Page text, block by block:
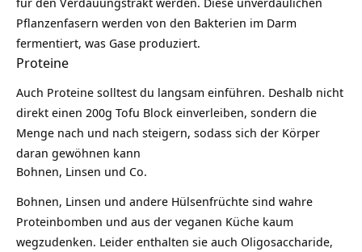
Pflanzenfasern werden von den Bakterien im Darm
fermentiert, was Gase produziert.
Proteine
Auch Proteine solltest du langsam einführen. Deshalb nicht
direkt einen 200g Tofu Block einverleiben, sondern die
Menge nach und nach steigern, sodass sich der Körper
daran gewöhnen kann
Bohnen, Linsen und Co.
Bohnen, Linsen und andere Hülsenfrüchte sind wahre
Proteinbomben und aus der veganen Küche kaum
wegzudenken. Leider enthalten sie auch Oligosaccharide,